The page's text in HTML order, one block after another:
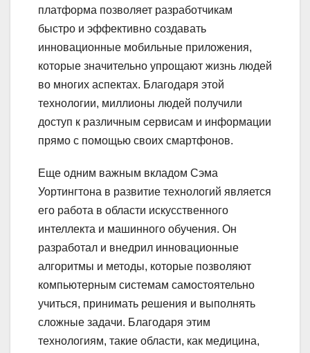
платформа позволяет разработчикам
быстро и эффективно создавать
инновационные мобильные приложения,
которые значительно упрощают жизнь людей
во многих аспектах. Благодаря этой
технологии, миллионы людей получили
доступ к различным сервисам и информации
прямо с помощью своих смартфонов.
Еще одним важным вкладом Сэма
Уортингтона в развитие технологий является
его работа в области искусственного
интеллекта и машинного обучения. Он
разработал и внедрил инновационные
алгоритмы и методы, которые позволяют
компьютерным системам самостоятельно
учиться, принимать решения и выполнять
сложные задачи. Благодаря этим
технологиям, такие области, как медицина,